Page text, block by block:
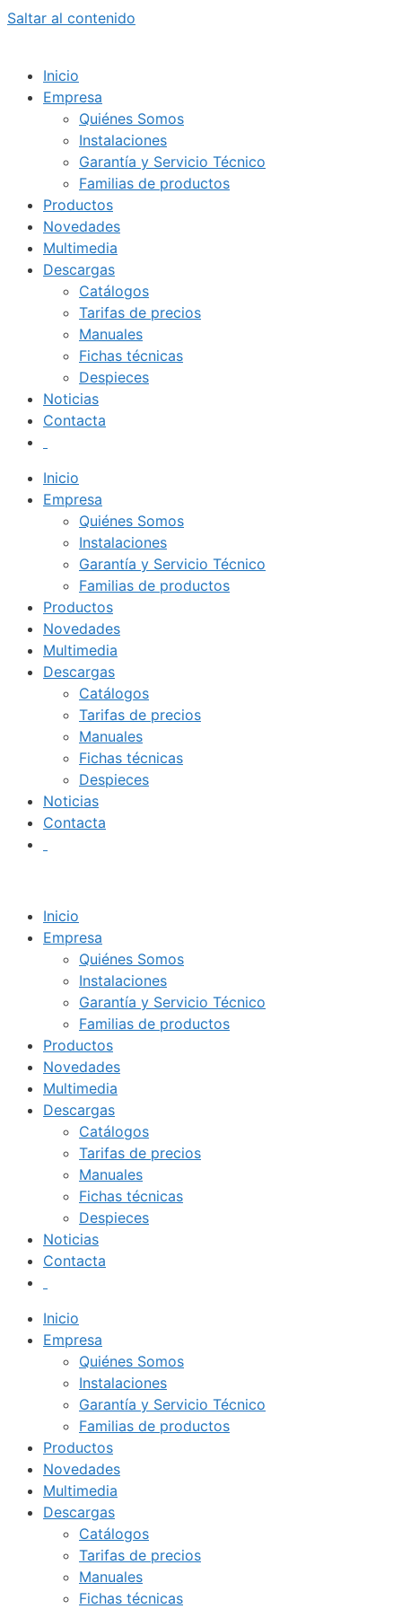
Saltar al contenido
Inicio
Empresa
Quiénes Somos
Instalaciones
Garantía y Servicio Técnico
Familias de productos
Productos
Novedades
Multimedia
Descargas
Catálogos
Tarifas de precios
Manuales
Fichas técnicas
Despieces
Noticias
Contacta
Inicio
Empresa
Quiénes Somos
Instalaciones
Garantía y Servicio Técnico
Familias de productos
Productos
Novedades
Multimedia
Descargas
Catálogos
Tarifas de precios
Manuales
Fichas técnicas
Despieces
Noticias
Contacta
Inicio
Empresa
Quiénes Somos
Instalaciones
Garantía y Servicio Técnico
Familias de productos
Productos
Novedades
Multimedia
Descargas
Catálogos
Tarifas de precios
Manuales
Fichas técnicas
Despieces
Noticias
Contacta
Inicio
Empresa
Quiénes Somos
Instalaciones
Garantía y Servicio Técnico
Familias de productos
Productos
Novedades
Multimedia
Descargas
Catálogos
Tarifas de precios
Manuales
Fichas técnicas